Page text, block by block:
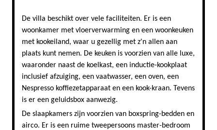
De villa beschikt over vele faciliteiten. Er is een
woonkamer met vloerverwarming en een woonkeuken
met kookeiland, waar u gezellig met z'n allen aan
plaats kunt nemen. De keuken is voorzien van alle luxe,
waaronder naast de koelkast, een inductie-kookplaat
inclusief afzuiging, een vaatwasser, een oven, een
Nespresso koffiezetapparaat en een kook-kraan. Tevens
is er een geluidsbox aanwezig.
De slaapkamers zijn voorzien van boxspring-bedden en
airco. Er is een ruime tweepersoons master-bedroom